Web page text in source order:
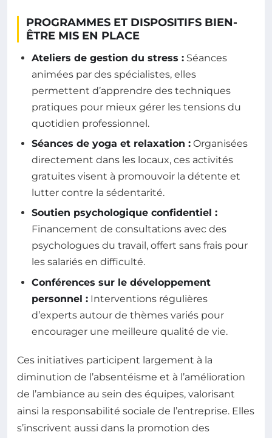
PROGRAMMES ET DISPOSITIFS BIEN-
ÊTRE MIS EN PLACE
Ateliers de gestion du stress : Séances
animées par des spécialistes, elles
permettent d’apprendre des techniques
pratiques pour mieux gérer les tensions du
quotidien professionnel.
Séances de yoga et relaxation : Organisées
directement dans les locaux, ces activités
gratuites visent à promouvoir la détente et
lutter contre la sédentarité.
Soutien psychologique confidentiel :
Financement de consultations avec des
psychologues du travail, offert sans frais pour
les salariés en difficulté.
Conférences sur le développement
personnel : Interventions régulières
d’experts autour de thèmes variés pour
encourager une meilleure qualité de vie.
Ces initiatives participent largement à la
diminution de l’absentéisme et à l’amélioration
de l’ambiance au sein des équipes, valorisant
ainsi la responsabilité sociale de l’entreprise. Elles
s’inscrivent aussi dans la promotion des